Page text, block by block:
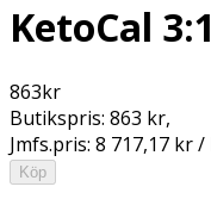
KetoCal
863kr
Butikspris: 863 kr,
Jmfs.pris: 8 717,17 kr /
Köp